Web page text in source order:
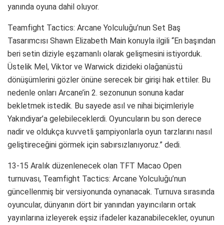
yanında oyuna dahil oluyor.
Teamfight Tactics: Arcane Yolculuğu’nun Set Baş
Tasarımcısı Shawn Elizabeth Main konuyla ilgili “En başından
beri setin diziyle eşzamanlı olarak gelişmesini istiyorduk.
Üstelik Mel, Viktor ve Warwick dizideki olağanüstü
dönüşümlerini gözler önüne serecek bir girişi hak ettiler. Bu
nedenle onları Arcane’in 2. sezonunun sonuna kadar
bekletmek istedik. Bu sayede asıl ve nihai biçimleriyle
Yakındiyar’a gelebileceklerdi. Oyuncuların bu son derece
nadir ve oldukça kuvvetli şampiyonlarla oyun tarzlarını nasıl
geliştireceğini görmek için sabırsızlanıyoruz.” dedi.
13-15 Aralık düzenlenecek olan TFT Macao Open
turnuvası, Teamfight Tactics: Arcane Yolculuğu’nun
güncellenmiş bir versiyonunda oynanacak. Turnuva sırasında
oyuncular, dünyanın dört bir yanından yayıncıların ortak
yayınlarına izleyerek eşsiz ifadeler kazanabilecekler, oyunun